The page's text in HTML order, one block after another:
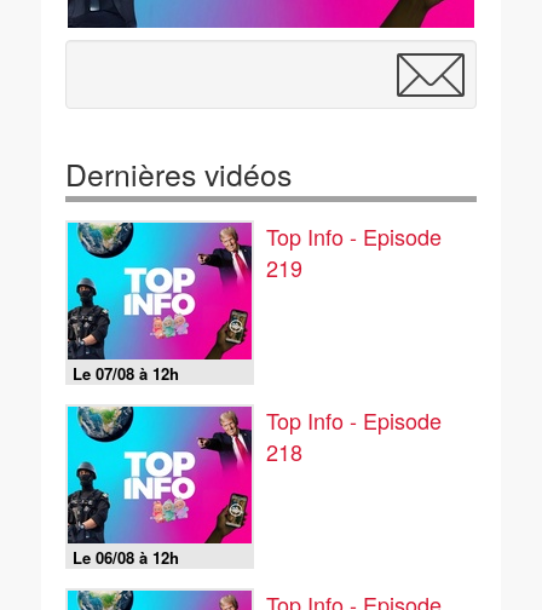
Dernières vidéos
Le 07/08 à 12h
Top Info - Episode
219
Le 06/08 à 12h
Top Info - Episode
218